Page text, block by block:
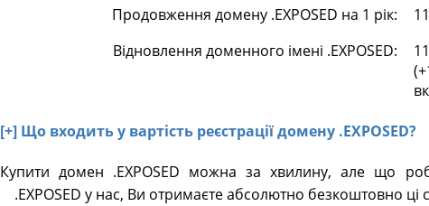
Продовження домену .EXPOSED на 1 рік:
Відновлення доменного імені .EXPOSED:
[+] Що входить у вартість реєстрації домену .EXPOSED?
Купити домен .EXPOSED можна за хвилину, але що
.EXPOSED у нас, Ви отримаєте абсолютно безкоштовно ці